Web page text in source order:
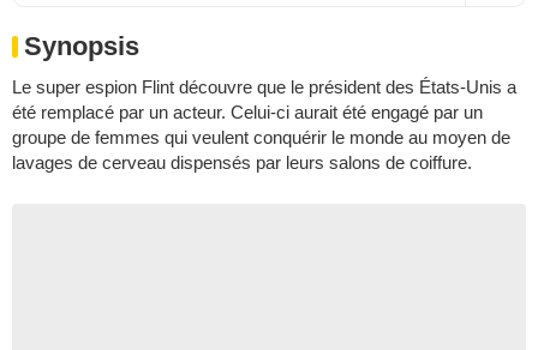
Synopsis
Le super espion Flint découvre que le président des États-Unis a
été remplacé par un acteur. Celui-ci aurait été engagé par un
groupe de femmes qui veulent conquérir le monde au moyen de
lavages de cerveau dispensés par leurs salons de coiffure.